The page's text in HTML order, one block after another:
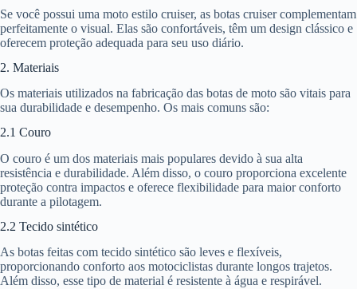
Se você possui uma moto estilo cruiser, as botas cruiser complementam
perfeitamente o visual. Elas são confortáveis, têm um design clássico e
oferecem proteção adequada para seu uso diário.
2. Materiais
Os materiais utilizados na fabricação das botas de moto são vitais para
sua durabilidade e desempenho. Os mais comuns são:
2.1 Couro
O couro é um dos materiais mais populares devido à sua alta
resistência e durabilidade. Além disso, o couro proporciona excelente
proteção contra impactos e oferece flexibilidade para maior conforto
durante a pilotagem.
2.2 Tecido sintético
As botas feitas com tecido sintético são leves e flexíveis,
proporcionando conforto aos motociclistas durante longos trajetos.
Além disso, esse tipo de material é resistente à água e respirável.